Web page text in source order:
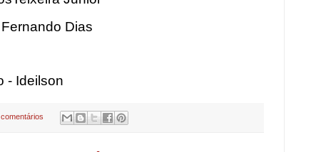
Dias
- Ideilson